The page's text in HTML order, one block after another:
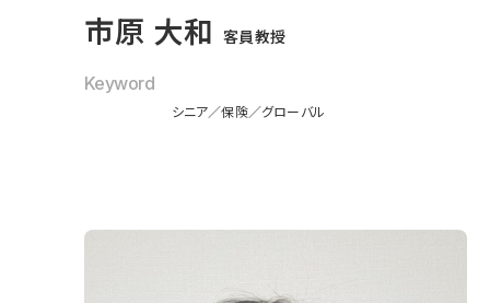
市原 大和 客員教授
Keyword
シニア 保険 グローバル